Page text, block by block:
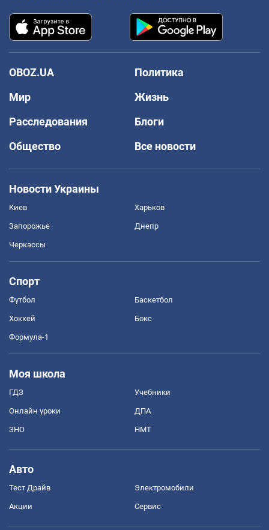
OBOZ.UA
Политика
Мир
Жизнь
Расследования
Блоги
Общество
Все новости
Новости Украины
Киев Харьков
Запорожье Днепр
Черкассы
Спорт
Футбол Баскетбол
Хоккей Бокс
Формула-1
Моя школа
ГДЗ Учебники
Онлайн уроки ДПА
ЗНО НМТ
Авто
Тест Драйв Электромобили
Акции Сервис